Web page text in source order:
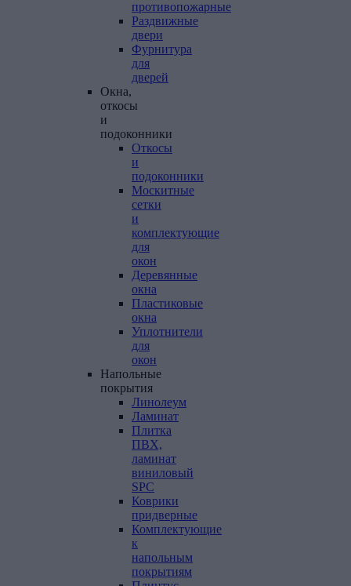
противопожарные
Раздвижные
двери
Фурнитура
для
дверей
Окна,
откосы
и
подоконники
Откосы
и
подоконники
Москитные
сетки
и
комплектующие
для
окон
Деревянные
окна
Пластиковые
окна
Уплотнители
для
окон
Напольные
покрытия
Линолеум
Ламинат
Плитка
ПВХ,
ламинат
виниловый
SPC
Коврики
придверные
Комплектующие
к
напольным
покрытиям